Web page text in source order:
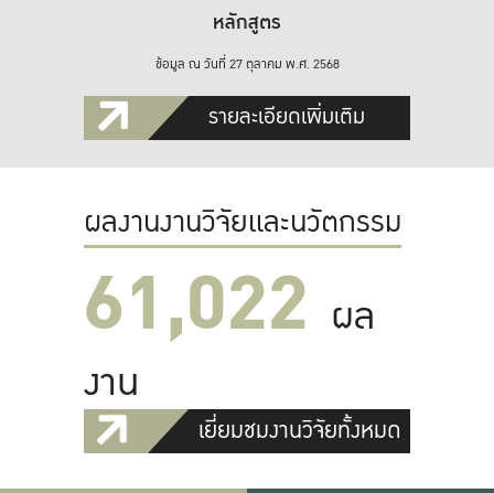
หลักสูตร
ข้อมูล ณ วันที่ 27 ตุลาคม พ.ศ. 2568
รายละเอียดเพิ่มเติม
ผลงานงานวิจัยและนวัตกรรม
61,022 ผล
งาน
เยี่ยมชมงานวิจัยทั้งหมด